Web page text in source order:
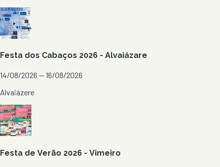
Festa dos Cabaços 2026 - Alvaiázare
14/08/2026 — 16/08/2026
Alvaiázere
Festa de Verão 2026 - Vimeiro